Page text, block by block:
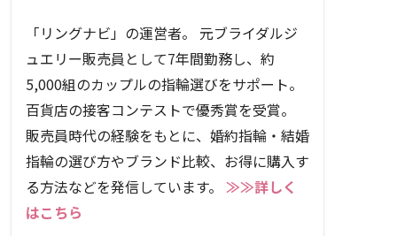
「リングナビ」の運営者。 元ブライダルジ
ュエリー販売員として7年間勤務し、約
5,000組のカップルの指輪選びをサポート。
百貨店の接客コンテストで優秀賞を受賞。
販売員時代の経験をもとに、婚約指輪・結婚
指輪の選び方やブランド比較、お得に購入す
る方法などを発信しています。 ≫≫詳しく
はこちら